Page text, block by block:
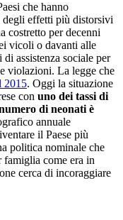
che hanno
degli effetti più distorsivi
costretto per decenni
vicoli o davanti alle
assistenza sociale per
violazioni. La legge che
2015. Oggi la situazione
con uno dei tassi di
di neonati è
annuale
il Paese più
politica nominale che
come era in
cerca di incoraggiare